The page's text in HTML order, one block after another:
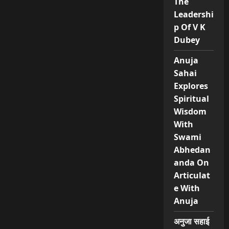
Leadershi
p Of V K
Dubey
Anuja
Sahai
Explores
Spiritual
Wisdom
With
Swami
Abhedan
anda On
Articulat
e With
Anuja
अनुजा सहाई